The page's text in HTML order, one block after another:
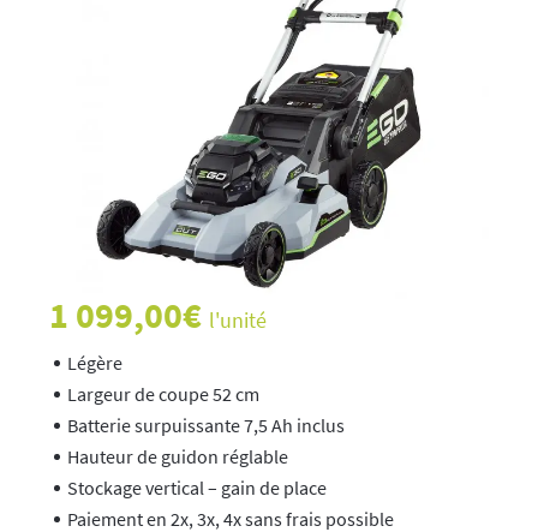
1 099,00€ l'unité
Légère
Largeur de coupe 52 cm
Batterie surpuissante 7,5 Ah inclus
Hauteur de guidon réglable
Stockage vertical – gain de place
Paiement en 2x, 3x, 4x sans frais possible